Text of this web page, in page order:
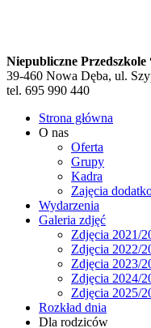
Niepubliczne
39-460 Nowa Dęba, ul.
tel. 695 990 440
Strona główna
O nas
Oferta
Grupy
Kadra
Zajęcia
Wydarzenia
Galeria zdjęć
Zdjęcia 2021/
Zdjęcia 2022/
Zdjęcia 2023/
Zdjęcia 2024/
Zdjęcia 2025/
Rozkład dnia
Dla rodziców